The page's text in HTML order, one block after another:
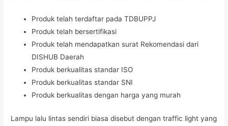
Produk telah terdaftar pada TDBUPPJ
Produk telah bersertifikasi
Produk telah mendapatkan surat Rekomendasi dari
DISHUB Daerah
Produk berkualitas standar ISO
Produk berkualitas standar SNI
Produk berkualitas dengan harga yang murah
Lampu lalu lintas sendiri biasa disebut dengan traffic light yang